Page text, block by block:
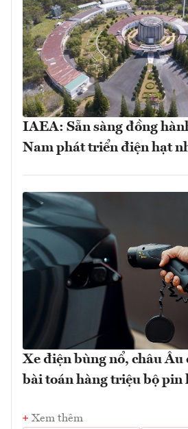
IAEA: Sẵn sàng đồng
Nam phát triển điện hạt
Xe điện bùng nổ, châu Âu
bài toán hàng triệu bộ pin
Xem thêm